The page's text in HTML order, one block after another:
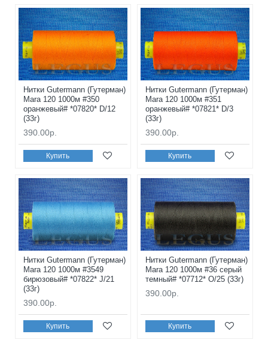
Нитки Gutermann (Гутерман)
Mara 120 1000м #350
оранжевый# *07820* D/12
(33г)
390.00р.
Купить
Нитки Gutermann (Гутерман)
Mara 120 1000м #351
оранжевый# *07821* D/3
(33г)
390.00р.
Купить
Нитки Gutermann (Гутерман)
Mara 120 1000м #3549
бирюзовый# *07822* J/21
(33г)
390.00р.
Купить
Нитки Gutermann (Гутерман)
Mara 120 1000м #36 серый
темный# *07712* O/25 (33г)
390.00р.
Купить